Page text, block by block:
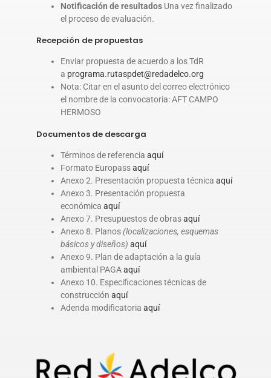
Notificación de resultadosUna vez finalizado
el proceso de evaluación.
Recepción de propuestas
Enviar propuesta de acuerdo a los TdR
a programa.rutaspdet@redadelco.org
Nota: Citar en el asunto del correo electrónico
el nombre de la convocatoria: AFT CAMPO
HERMOSO
Documentos de descarga
Términos de referencia aquí
Formato Europassaquí
Anexo 2. Presentación propuesta técnica aquí
Anexo 3. Presentación propuesta
económica aquí
Anexo 7. Presupuestos de obrasaquí
Anexo 8. Planos(localizaciones, esquemas
básicos y diseños) aquí
Anexo 9. Plan de adaptación a la guía
ambiental PAGAaquí
Anexo 10. Especificaciones técnicas de
construcción aquí
Adenda modificatoria aquí